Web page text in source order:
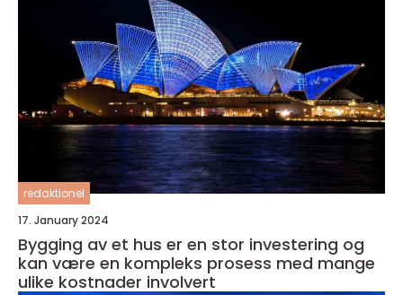
redaktionel
17. January 2024
Bygging av et hus er en stor investering og
kan være en kompleks prosess med mange
ulike kostnader involvert